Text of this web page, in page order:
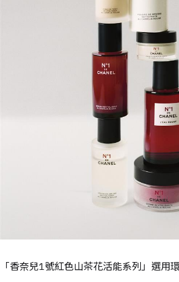
「香奈兒1號紅色山茶花活能系列」選用